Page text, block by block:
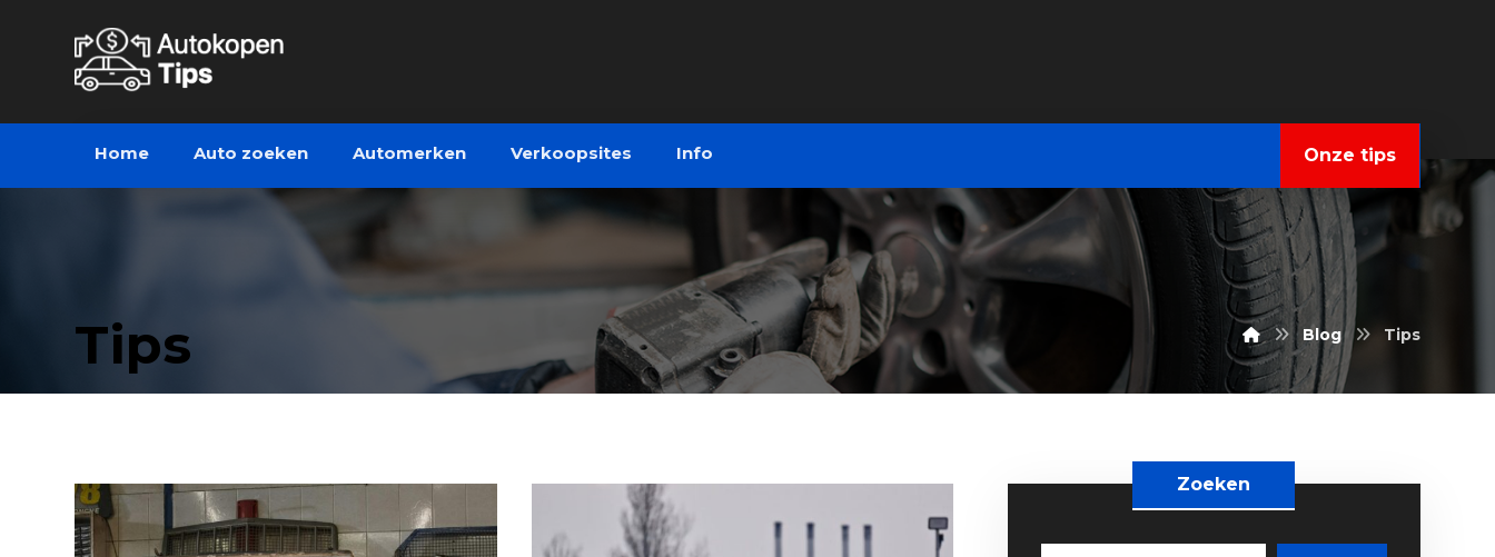
Home Auto zoeken Automerken Verkoopsites Info Onze tips
Tips Blog Tips
Zoeken